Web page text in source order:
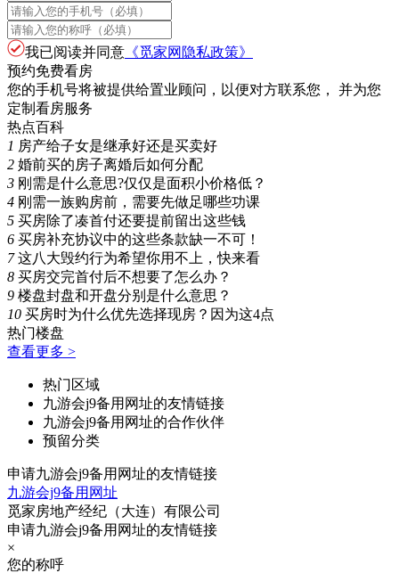
我已阅读并同意 《觅家网隐私政策》
预约免费看房
您的手机号将被提供给置业顾问，以便对方联系您， 并为您
定制看房服务
热点百科
1 房产给子女是继承好还是买卖好
2 婚前买的房子离婚后如何分配
3 刚需是什么意思?仅仅是面积小价格低？
4 刚需一族购房前，需要先做足哪些功课
5 买房除了凑首付还要提前留出这些钱
6 买房补充协议中的这些条款缺一不可！
7 这八大毁约行为希望你用不上，快来看
8 买房交完首付后不想要了怎么办？
9 楼盘封盘和开盘分别是什么意思？
10 买房时为什么优先选择现房？因为这4点
热门楼盘
查看更多 >
热门区域
九游会j9备用网址的友情链接
九游会j9备用网址的合作伙伴
预留分类
申请九游会j9备用网址的友情链接
九游会j9备用网址
觅家房地产经纪（大连）有限公司
申请九游会j9备用网址的友情链接
×
您的称呼